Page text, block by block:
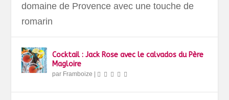
domaine de Provence avec une touche de
romarin
Cocktail : Jack Rose avec le calvados du Père
Magloire
par Framboize |